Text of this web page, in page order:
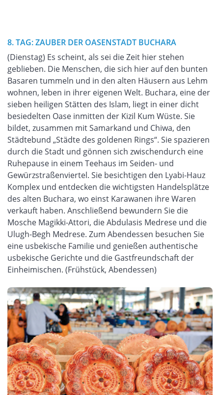
8. TAG: ZAUBER DER OASENSTADT BUCHARA
(Dienstag) Es scheint, als sei die Zeit hier stehen
geblieben. Die Menschen, die sich hier auf den bunten
Basaren tummeln und in den alten Häusern aus Lehm
wohnen, leben in ihrer eigenen Welt. Buchara, eine der
sieben heiligen Stätten des Islam, liegt in einer dicht
besiedelten Oase inmitten der Kizil Kum Wüste. Sie
bildet, zusammen mit Samarkand und Chiwa, den
Städtebund „Städte des goldenen Rings“. Sie spazieren
durch die Stadt und gönnen sich zwischendurch eine
Ruhepause in einem Teehaus im Seiden- und
Gewürzstraßenviertel. Sie besichtigen den Lyabi-Hauz
Komplex und entdecken die wichtigsten Handelsplätze
des alten Buchara, wo einst Karawanen ihre Waren
verkauft haben. Anschließend bewundern Sie die
Mosche Magikki-Attori, die Abdulasis Medrese und die
Ulugh-Begh Medrese. Zum Abendessen besuchen Sie
eine usbekische Familie und genießen authentische
usbekische Gerichte und die Gastfreundschaft der
Einheimischen. (Frühstück, Abendessen)